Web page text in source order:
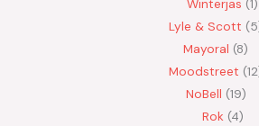
Winterjas 1
Lyle & Scott
5
Mayoral 8
Moodstreet 12
NoBell 19
Rok 4